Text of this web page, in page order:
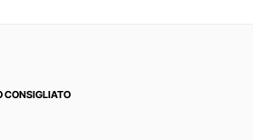
CONSIGLIATO